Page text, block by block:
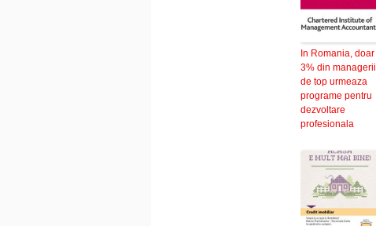
In Romania, doar
3% din managerii
de top urmeaza
programe pentru
dezvoltare
profesionala